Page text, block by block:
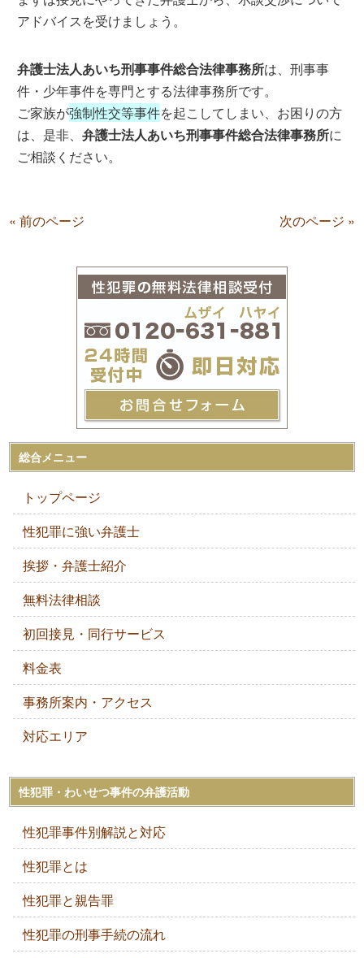
アドバイスを受けましょう。
弁護士法人あいち刑事事件総合法律事務所は、刑事事
件・少年事件を専門とする法律事務所です。
ご家族が強制性交等事件を起こしてしまい、お困りの方
は、是非、弁護士法人あいち刑事事件総合法律事務所に
ご相談ください。
« 前のページ 次のページ »
総合メニュー
トップページ
性犯罪に強い弁護士
挨拶・弁護士紹介
無料法律相談
初回接見・同行サービス
料金表
事務所案内・アクセス
対応エリア
性犯罪・わいせつ事件の弁護活動
性犯罪事件別解説と対応
性犯罪とは
性犯罪と親告罪
性犯罪の刑事手続の流れ